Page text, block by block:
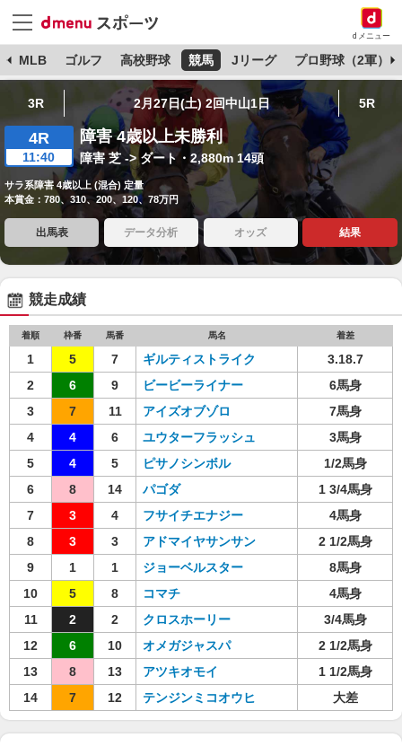
dメニュー
MLB ゴルフ 高校野球 競馬 Jリーグ プロ野球（2軍）
3R 2月27日(土) 2回中山1日 5R
4R
11:40
障害 4歳以上未勝利
障害 芝 -> ダート・2,880m 14頭
サラ系障害 4歳以上 (混合) 定量
本賞金：780、310、200、120、78万円
出馬表 データ分析 オッズ 結果
競走成績
着順 枠番 馬番 馬名 着差
1 5 7 ギルティストライク
3.18.7
2
6 9 ビービーライナー
6馬身
3
7 11 アイズオブゾロ
7馬身
4
4 6 ユウターフラッシュ
3馬身
5
4 5 ピサノシンボル
1/2馬身
6
8 14 パゴダ
1 3/4馬身
7
3 4 フサイチエナジー
4馬身
8
3 3 アドマイヤサンサン
2 1/2馬身
9
1 1 ジョーベルスター
8馬身
10
5 8 コマチ
4馬身
11
2 2 クロスホーリー
3/4馬身
12
6 10 オメガジャスパ
2 1/2馬身
13
8 13 アツキオモイ
1 1/2馬身
14
7 12 テンジンミコオウヒ 大差